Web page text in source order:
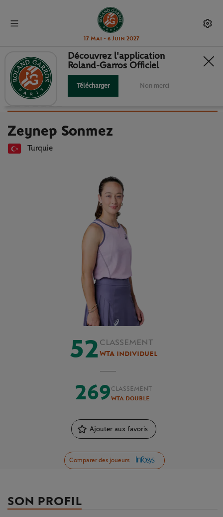
17 Mai - 6 Juin 2027
Retour à la liste des joueuses et joueurs
ZEYNEP SONMEZ : FICHE
JOUEUSE
Zeynep Sonmez
Turquie
52 CLASSEMENT
WTA individuel
269 CLASSEMENT
WTA double
Ajouter aux favoris
Comparer des joueurs
SON PROFIL
Découvrez l'application
Roland-Garros Officiel
Télécharger Non merci